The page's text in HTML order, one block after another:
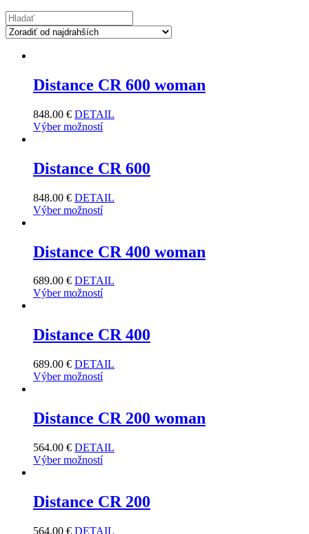
Distance CR 600 woman
848.00 € DETAIL
Výber možností
Distance CR 600
848.00 € DETAIL
Výber možností
Distance CR 400 woman
689.00 € DETAIL
Výber možností
Distance CR 400
689.00 € DETAIL
Výber možností
Distance CR 200 woman
564.00 € DETAIL
Výber možností
Distance CR 200
564.00 € DETAIL